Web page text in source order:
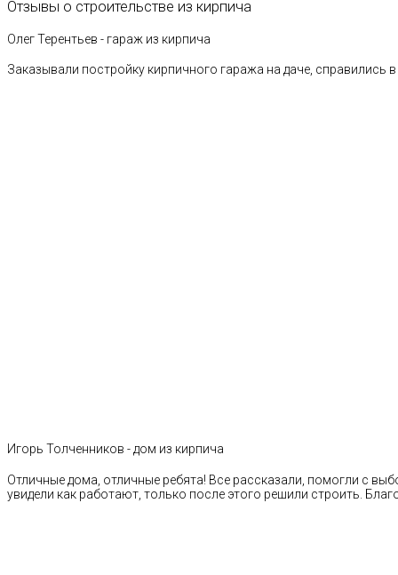
Отзывы о строительстве из кирпича
Олег Терентьев - гараж из кирпича
Заказывали постройку кирпичного гаража на даче, справились
Игорь Толченников - дом из кирпича
Отличные дома, отличные ребята! Все рассказали, помогли с
увидели как работают, только после этого решили строить.